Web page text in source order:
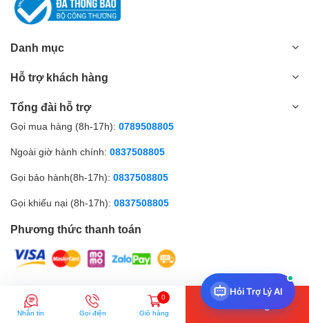
những lợi ích mà nó mang lại, việc lựa chọn một ống nối chất
lượng sẽ giúp bạn tối ưu hóa khả năng làm sạch và kéo dài tuổi
Danh mục
Hỗ trợ khách hàng
Tổng đài hỗ trợ
Gọi mua hàng (8h-17h): 0789508805
Ngoài giờ hành chính: 0837508805
Gọi bảo hành(8h-17h): 0837508805
Gọi khiếu nại (8h-17h): 0837508805
Phương thức thanh toán
© Bản quyền thuộc về Amall.vn |
So sánh
Hỏi Trợ Lý AI
Nhắn tin Gọi điện
0
Giỏ hàng
Thêm vào giỏ